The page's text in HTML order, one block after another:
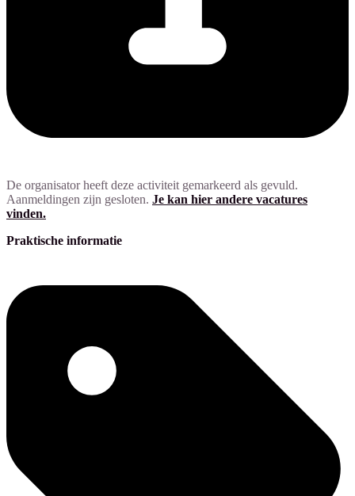
De organisator heeft deze activiteit gemarkeerd als gevuld.
Aanmeldingen zijn gesloten. Je kan hier andere vacatures
vinden.
Praktische informatie